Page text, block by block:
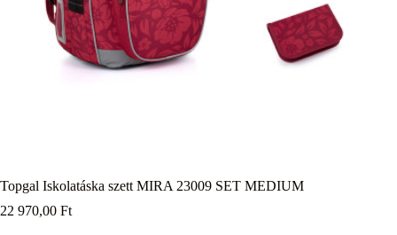
Topgal Iskolatáska szett MIRA 23009 SET MEDIUM
22 970,00 Ft